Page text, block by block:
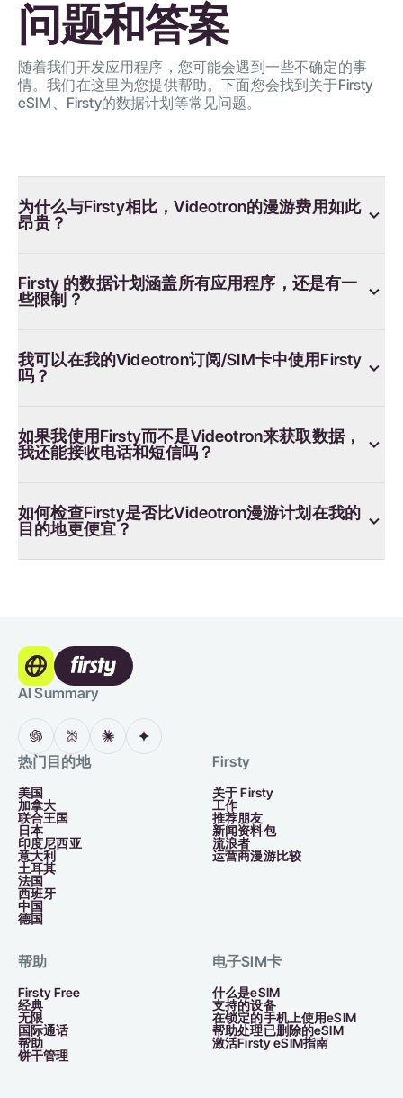
问题和答案
随着我们开发应用程序，您可能会遇到一些不确定的事
情。我们在这里为您提供帮助。下面您会找到关于Firsty
eSIM、Firsty的数据计划等常见问题。
为什么与Firsty相比，Videotron的漫游费用如此
昂贵？
Firsty 的数据计划涵盖所有应用程序，还是有一
些限制？
我可以在我的Videotron订阅/SIM卡中使用Firsty
吗？
如果我使用Firsty而不是Videotron来获取数据，
我还能接收电话和短信吗？
如何检查Firsty是否比Videotron漫游计划在我的
目的地更便宜？
AI Summary
热门目的地
美国
加拿大
联合王国
日本
印度尼西亚
意大利
土耳其
法国
西班牙
中国
德国
Firsty
关于 Firsty
工作
推荐朋友
新闻资料包
流浪者
运营商漫游比较
帮助
Firsty Free
经典
无限
国际通话
帮助
饼干管理
电子SIM卡
什么是eSIM
支持的设备
在锁定的手机上使用eSIM
帮助处理已删除的eSIM
激活Firsty eSIM指南